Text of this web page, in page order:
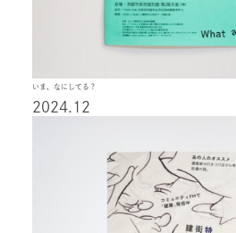
いま、なにしてる？
2024.12